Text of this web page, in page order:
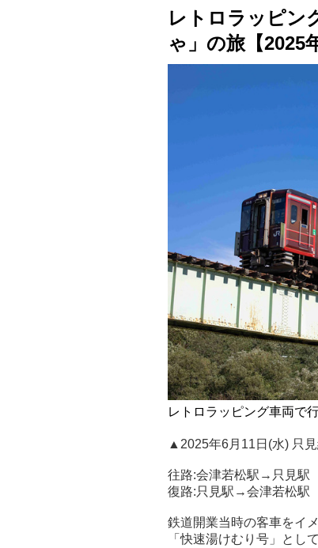
レトロラッピン
ゃ」の旅【2025
レトロラッピング車両で
▲2025年6月11日(水) 只
往路:会津若松駅→只見駅
復路:只見駅→会津若松駅
鉄道開業当時の客車をイ
「快速湯けむり号」とし